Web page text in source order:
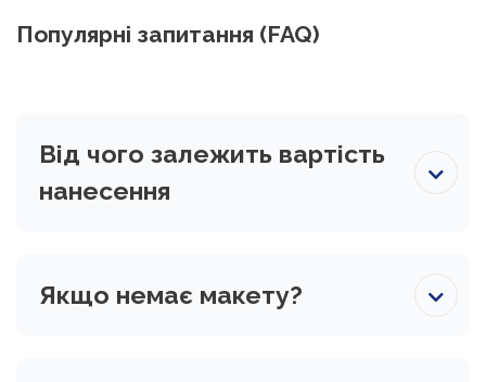
Популярні запитання (FAQ)
Від чого залежить вартість
нанесення
Якщо немає макету?